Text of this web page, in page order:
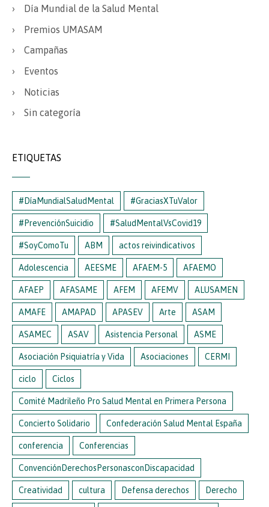
Día Mundial de la Salud Mental
Premios UMASAM
Campañas
Eventos
Noticias
Sin categoría
ETIQUETAS
#DíaMundialSaludMental #GraciasXTuValor
#PrevenciónSuicidio #SaludMentalVsCovid19
#SoyComoTu ABM actos reivindicativos
Adolescencia AEESME AFAEM-5 AFAEMO
AFAEP AFASAME AFEM AFEMV ALUSAMEN
AMAFE AMAPAD APASEV Arte ASAM
ASAMEC ASAV Asistencia Personal ASME
Asociación Psiquiatría y Vida Asociaciones CERMI
ciclo Ciclos
Comité Madrileño Pro Salud Mental en Primera Persona
Concierto Solidario Confederación Salud Mental España
conferencia Conferencias
ConvenciónDerechosPersonasconDiscapacidad
Creatividad cultura Defensa derechos Derecho